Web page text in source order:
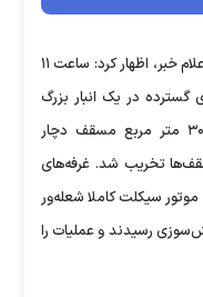
سید جلال ملکی با اعلام خبر، اظهار کرد: ساعت ۱۱
گسترده در یک انبار بزرگ
لوازم یدکی خودرو با وسعتی بیش از ۳۰۰۰ متر مربع مسقف دچار
تخریب شد. غرفه‌های
موتور سیکلت کاملا شعله‌ور
رسیدند و عملیات را